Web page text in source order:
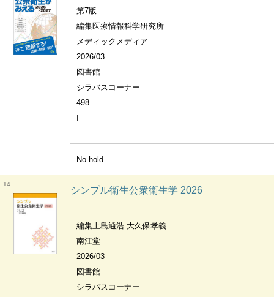
第7版
編集医療情報科学研究所
メディックメディア
2026/03
図書館
シラバスコーナー
498
No hold
14
シンプル衛生公衆衛生学 2026
編集上島通浩 大久保孝義
南江堂
2026/03
図書館
シラバスコーナー